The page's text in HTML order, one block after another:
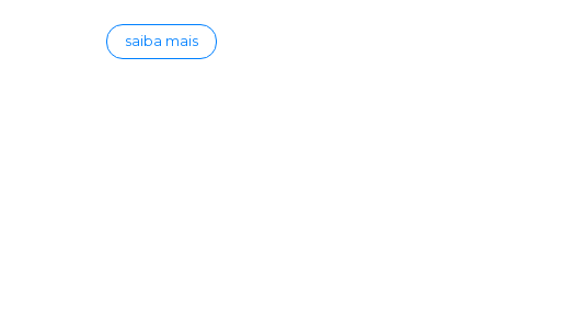
saiba mais